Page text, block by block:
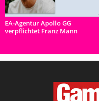
EA-Agentur Apollo GG
verpflichtet Franz Mann